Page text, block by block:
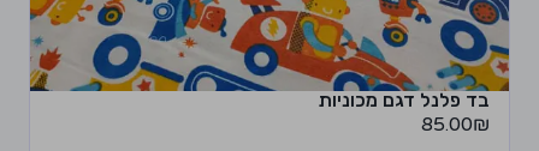
בד פלנל דגם מכוניות
85.00₪